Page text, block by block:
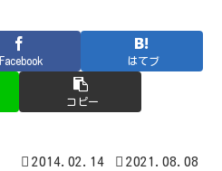
Facebook はてブ
コピー
2014.02.14 2021.08.08